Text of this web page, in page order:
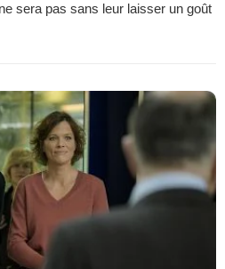
sera pas sans leur laisser un goût